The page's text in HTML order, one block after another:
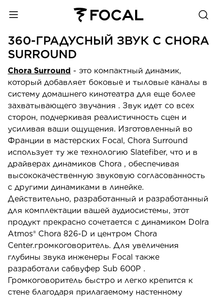
360-ГРАДУСНЫЙ ЗВУК С CHORA
SURROUND
Chora Surround - это компактный динамик,
который добавляет боковые и тыловые каналы в
систему домашнего кинотеатра для еще более
захватывающего звучания . Звук идет со всех
сторон, подчеркивая реалистичность сцен и
усиливая ваши ощущения. Изготовленный во
Франции в мастерских Focal, Chora Surround
использует ту же технологию Slatefiber, что и в
драйверах динамиков Chora , обеспечивая
высококачественную звуковую согласованность
с другими динамиками в линейке.
Действительно, разработанный и разработанный
для комплектации вашей аудиосистемы, этот
продукт прекрасно сочетается с динамиком Dolra
Atmos® Chora 826-D и центром Chora
Center.громкоговоритель. Для увеличения
глубины звука инженеры Focal также
разработали сабвуфер Sub 600P .
Громкоговоритель быстро и легко крепится к
стене благодаря прилагаемому настенному